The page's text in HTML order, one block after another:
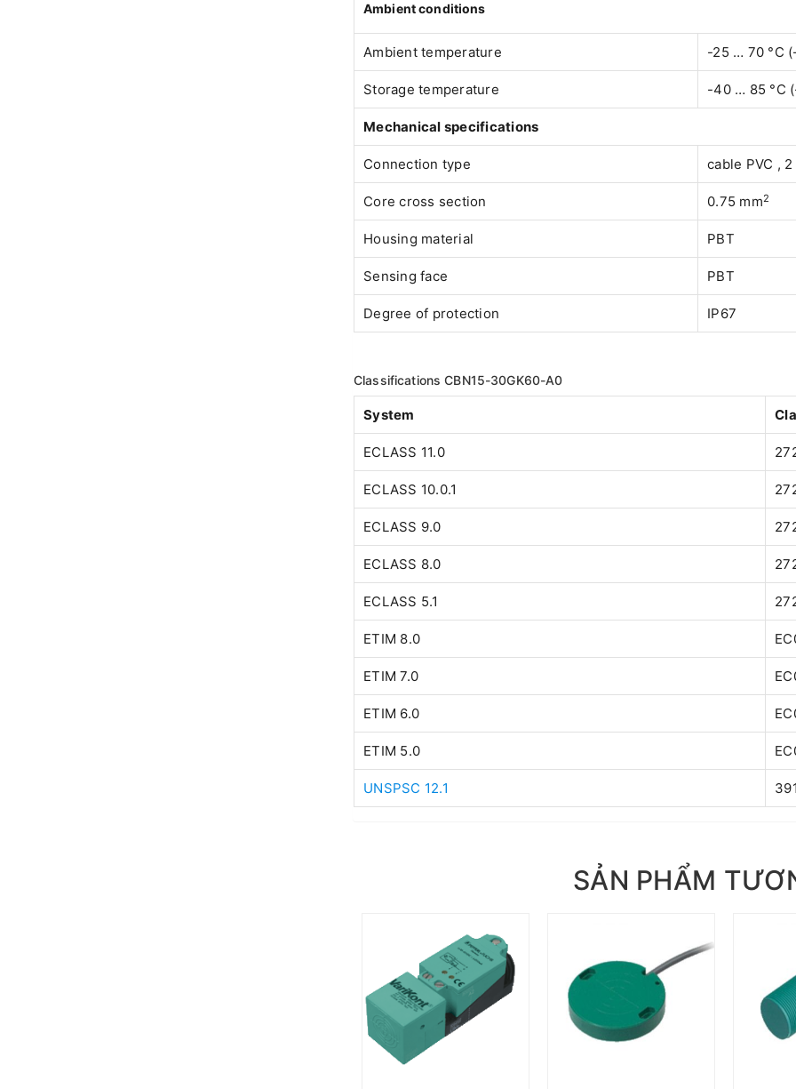
Ambient conditions
Ambient temperature -25 … 70 °C
Storage temperature -40 … 85 °C
Mechanical specifications
Connection type cable PVC , 2
Core cross section 0.75 mm2
Housing material PBT
Sensing face PBT
Degree of protection IP67
Classifications CBN15-30GK60-A0
System
ECLASS 11.0
ECLASS 10.0.1
ECLASS 9.0
ECLASS 8.0
ECLASS 5.1
ETIM 8.0
ETIM 7.0
ETIM 6.0
ETIM 5.0
UNSPSC 12.1
SẢN PHẨM